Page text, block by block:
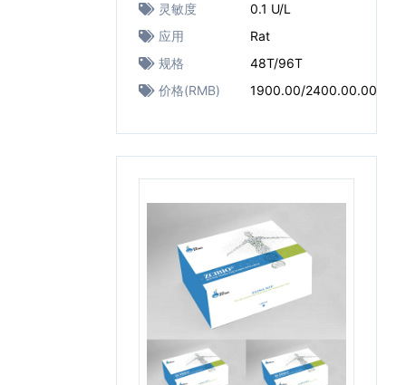
灵敏度
0.1 U/L
应用
Rat
规格
48T/96T
价格(RMB)
1900.00/2400.00.00